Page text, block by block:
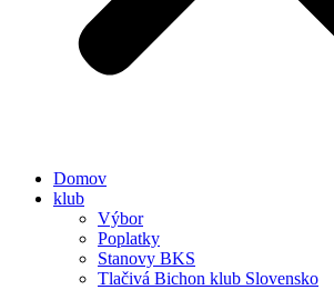
Domov
klub
Výbor
Poplatky
Stanovy BKS
Tlačivá Bichon klub Slovensko